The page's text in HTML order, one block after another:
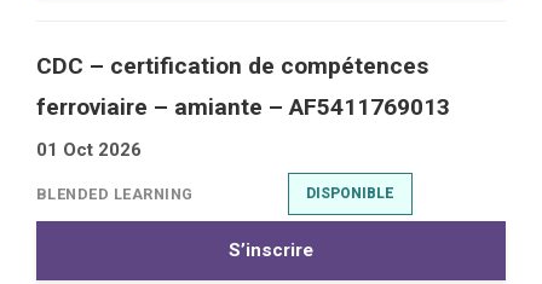
CDC – certification de compétences
ferroviaire – amiante – AF5411769013
01 Oct 2026
BLENDED LEARNING DISPONIBLE
S’inscrire